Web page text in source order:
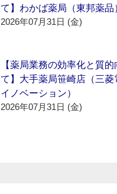
て】わかば薬局（東邦薬品
2026年07月31日 (金)
【薬局業務の効率化と質
て】大手薬局笹崎店（三菱
イノベーション）
2026年07月31日 (金)